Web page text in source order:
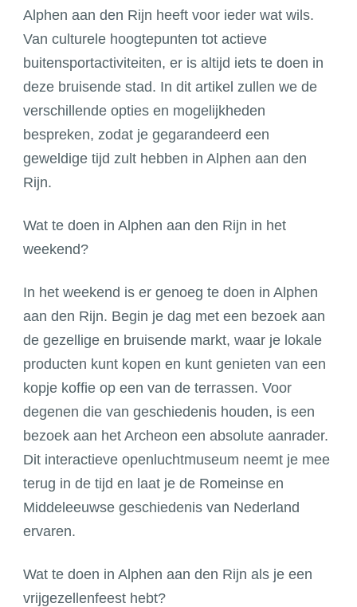
Alphen aan den Rijn heeft voor ieder wat wils.
Van culturele hoogtepunten tot actieve
buitensportactiviteiten, er is altijd iets te doen in
deze bruisende stad. In dit artikel zullen we de
verschillende opties en mogelijkheden
bespreken, zodat je gegarandeerd een
geweldige tijd zult hebben in Alphen aan den
Rijn.
Wat te doen in Alphen aan den Rijn in het
weekend?
In het weekend is er genoeg te doen in Alphen
aan den Rijn. Begin je dag met een bezoek aan
de gezellige en bruisende markt, waar je lokale
producten kunt kopen en kunt genieten van een
kopje koffie op een van de terrassen. Voor
degenen die van geschiedenis houden, is een
bezoek aan het Archeon een absolute aanrader.
Dit interactieve openluchtmuseum neemt je mee
terug in de tijd en laat je de Romeinse en
Middeleeuwse geschiedenis van Nederland
ervaren.
Wat te doen in Alphen aan den Rijn als je een
vrijgezellenfeest hebt?